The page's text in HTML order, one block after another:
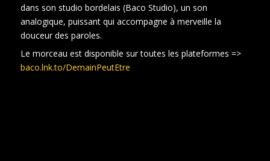
dans son studio bordelais (Baco Studio), un son
analogique, puissant qui accompagne à merveille la
douceur des paroles.
Le morceau est disponible sur toutes les plateformes =>
baco.lnk.to/DemainPeutEtre